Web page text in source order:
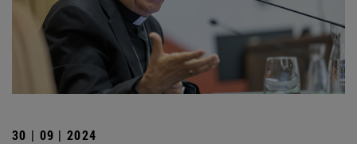
30 | 09 | 2024